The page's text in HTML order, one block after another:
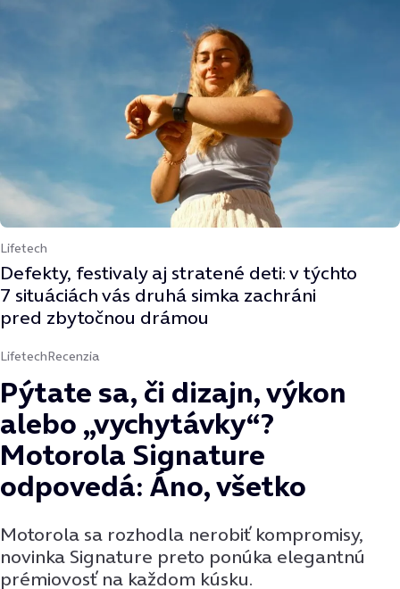
Lifetech
Defekty, festivaly aj stratené deti: v týchto
7 situáciách vás druhá simka zachráni
pred zbytočnou drámou
LifetechRecenzia
Pýtate sa, či dizajn, výkon
alebo „vychytávky“?
Motorola Signature
odpovedá: Áno, všetko
Motorola sa rozhodla nerobiť kompromisy,
novinka Signature preto ponúka elegantnú
prémiovosť na každom kúsku.